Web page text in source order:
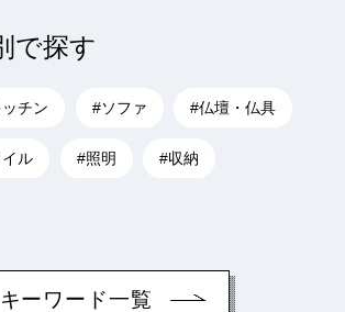
で探す
チン #ソファ #仏壇・仏具
ル #照明 #収納
キーワード一覧